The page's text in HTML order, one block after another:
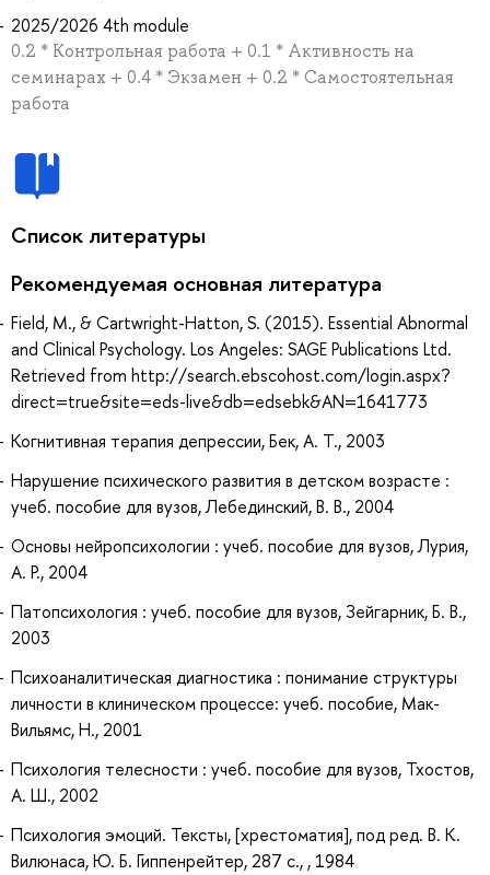
2025/2026 4th module
0.2 * Контрольная работа + 0.1 * Активность на
семинарах + 0.4 * Экзамен + 0.2 * Самостоятельная
работа
Список литературы
Рекомендуемая основная литература
Field, M., & Cartwright-Hatton, S. (2015). Essential Abnormal
and Clinical Psychology. Los Angeles: SAGE Publications Ltd.
Retrieved from http://search.ebscohost.com/login.aspx?
direct=true&site=eds-live&db=edsebk&AN=1641773
Когнитивная терапия депрессии, Бек, А. Т., 2003
Нарушение психического развития в детском возрасте :
учеб. пособие для вузов, Лебединский, В. В., 2004
Основы нейропсихологии : учеб. пособие для вузов, Лурия,
А. Р., 2004
Патопсихология : учеб. пособие для вузов, Зейгарник, Б. В.,
2003
Психоаналитическая диагностика : понимание структуры
личности в клиническом процессе: учеб. пособие, Мак-
Вильямс, Н., 2001
Психология телесности : учеб. пособие для вузов, Тхостов,
А. Ш., 2002
Психология эмоций. Тексты, [хрестоматия], под ред. В. К.
Вилюнаса, Ю. Б. Гиппенрейтер, 287 с., , 1984